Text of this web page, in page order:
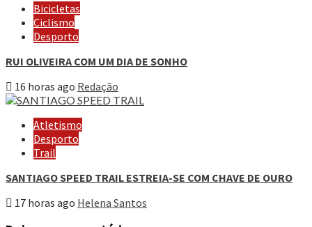
Bicicletas
Ciclismo
Desporto
RUI OLIVEIRA COM UM DIA DE SONHO
16 horas ago Redação
Atletismo
Desporto
Trail
SANTIAGO SPEED TRAIL ESTREIA-SE COM CHAVE DE OURO
17 horas ago Helena Santos